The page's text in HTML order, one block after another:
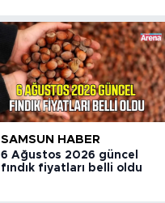
SAMSUN HABER
6 Ağustos 2026 güncel
fındık fiyatları belli oldu